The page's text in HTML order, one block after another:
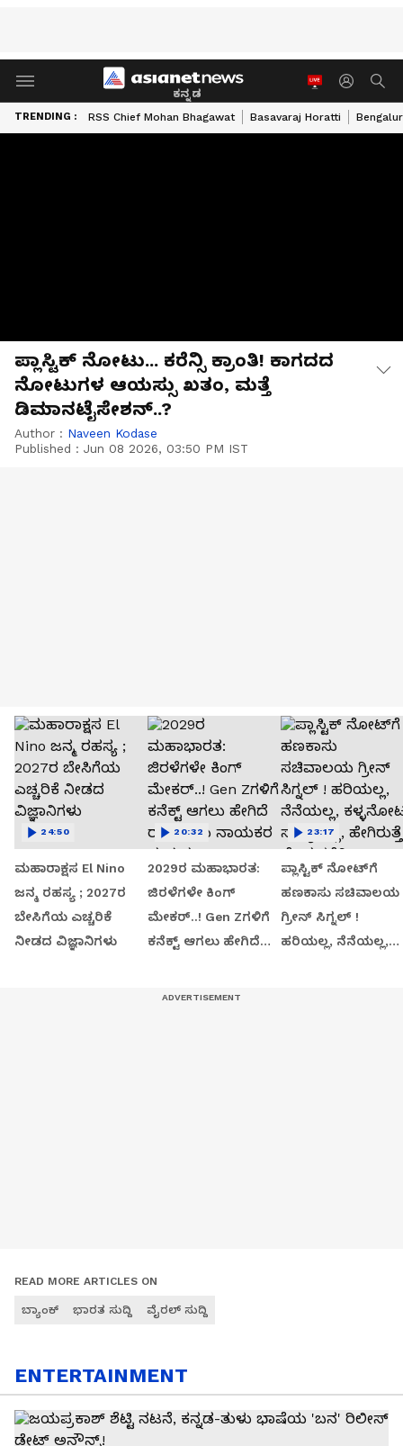
ಕನ್ನಡ
TRENDING : RSS Chief Mohan Bhagawat Basavaraj Horatti
ಪ್ಲಾಸ್ಟಿಕ್ ನೋಟು... ಕರೆನ್ಸಿ ಕ್ರಾಂತಿ! ಕಾಗದದ
ನೋಟುಗಳ ಆಯಸ್ಸು ಖತಂ, ಮತ್ತೆ
ಡಿಮಾನಟೈಸೇಶನ್..?
Author : Naveen Kodase
Published : Jun 08 2026, 03:50 PM IST
ಮಹಾರಾಕ್ಷಸ El Nino
ಜನ್ಮ ರಹಸ್ಯ ; 2027ರ
ಬೇಸಿಗೆಯ ಎಚ್ಚರಿಕೆ
ನೀಡದ ವಿಜ್ಞಾನಿಗಳು
24:50
2029ರ ಮಹಾಭಾರತ:
ಜಿರಳೆಗಳೇ ಕಿಂಗ್
ಮೇಕರ್..! Gen Zಗಳಿಗೆ
ಕನೆಕ್ಟ್ ಆಗಲು ಹೇಗಿದೆ
20:32
ಪ್ಲಾಸ್ಟಿಕ್ ನೋಟ್‌ಗೆ
ಹಣಕಾಸು ಸಚಿವಾಲಯ
ಗ್ರೀನ್​​ ಸಿಗ್ನಲ್​​​ !
ಹರಿಯಲ್ಲ, ನೆನೆಯಲ್ಲ,
23:17
READ MORE ARTICLES ON
ಬ್ಯಾಂಕ್ ಭಾರತ ಸುದ್ದಿ ವೈರಲ್ ಸುದ್ದಿ
ENTERTAINMENT